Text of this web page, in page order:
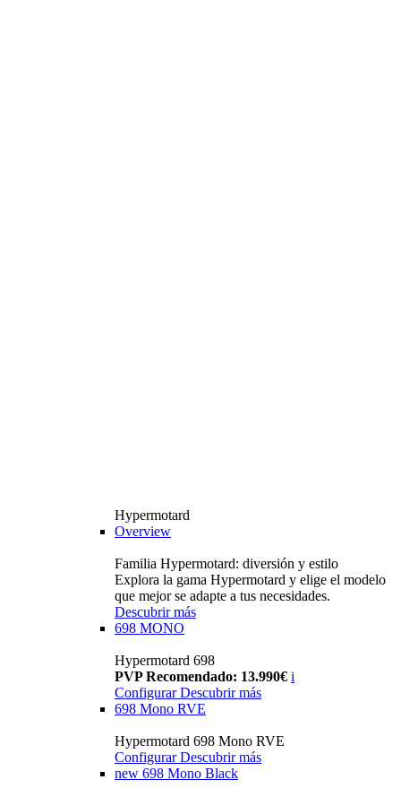
Hypermotard
Overview
Familia Hypermotard: diversión y estilo
Explora la gama Hypermotard y elige el modelo
que mejor se adapte a tus necesidades.
Descubrir más
698 MONO
Hypermotard 698
PVP Recomendado: 13.990€ i
ConfigurarDescubrir más
698 Mono RVE
Hypermotard 698 Mono RVE
Configurar Descubrir más
new 698 Mono Black